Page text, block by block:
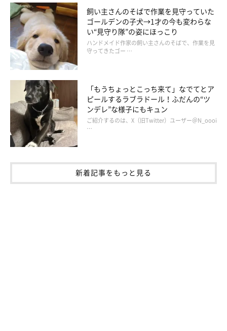
・「愛犬がオナラをしたので『オナラしたでしょ？』と声を掛け
たら、そっぽ向かれた」
・「トイレがちゃんとできたらご褒美がもらえるのですが、出た
ふりをしてご褒美をもらおうとしている」
大好きなゴハンをもらうために、「食べてないよ？」とウソをつ
飼い主さんのそばで作業を見守っていた
ゴールデンの子犬→1才の今も変わらな
い“見守り隊”の姿にほっこり
ハンドメイド作家の飼い主さんのそばで、作業を見
守ってきたゴー …
「もうちょっとこっち来て」なでてとア
ピールするラブラドール！ふだんの“ツ
ンデレ”な様子にもキュン
ご紹介するのは、X（旧Twitter）ユーザー＠N_oooi
…
新着記事をもっと見る